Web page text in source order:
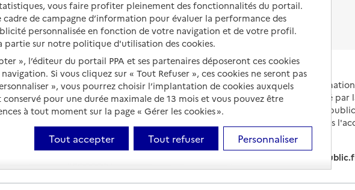
Portail national
et de leurs proches, créé
et animé par le Service
partenaires engagés dans
leurs aidants.
service-
vous faire profiter pleinement des fonctionnalités du portail.
cadre de campagne d’information pour évaluer la performance des
personnalisée en fonction de votre navigation et de votre profil.
partie sur notre politique d'utilisation des cookies.
», l’éditeur du portail PPA et ses partenaires déposeront ces cookies
Si vous cliquez sur « Tout Refuser », ces cookies ne seront pas
», vous pourrez choisir l’implantation de cookies auxquels
pour une durée maximale de 13 mois et vous pouvez être
à tout moment sur la page « Gérer les cookies ».
Tout accepter Tout refuser Personnaliser